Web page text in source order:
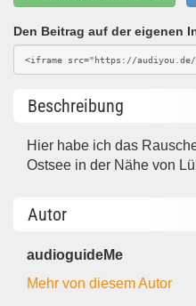
Den Beitrag auf der eigenen
Beschreibung
Hier habe ich das
Ostsee in der Nähe von
Autor
audioguideMe
Mehr von diesem Autor